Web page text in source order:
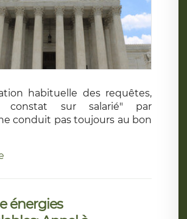
habituelle des requêtes,
constat sur salarié" par
conduit pas toujours au bon
énergies